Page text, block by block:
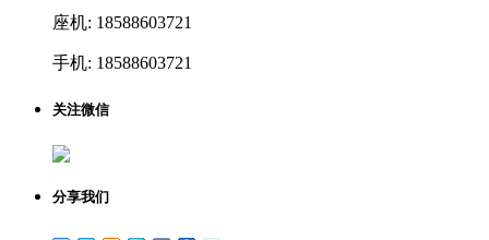
座机: 18588603721
手机: 18588603721
关注微信
分享我们